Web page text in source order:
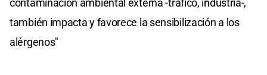
también impacta y favorece la sensibilización a los
alérgenos"